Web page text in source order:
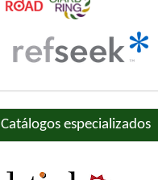
Catálogos especializados